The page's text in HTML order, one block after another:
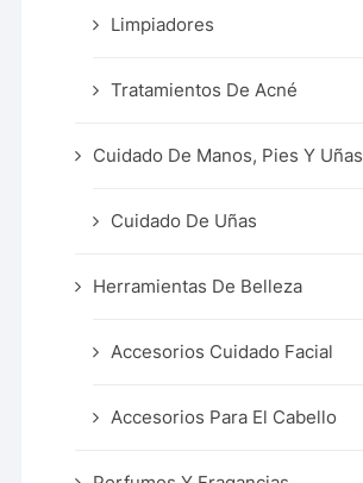
Limpiadores
Tratamientos De Acné
Cuidado De Manos, Pies Y Uñas
Cuidado De Uñas
Herramientas De Belleza
Accesorios Cuidado Facial
Accesorios Para El Cabello